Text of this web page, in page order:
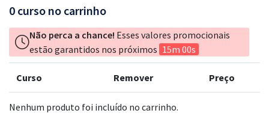
0 curso no carrinho
Não perca a chance! Esses valores promocionais
estão garantidos nos próximos 15m 00s
Curso Remover Preço
Nenhum produto foi incluído no carrinho.